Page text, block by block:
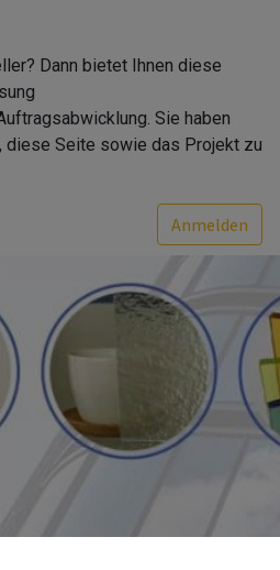
Dann bietet Ihnen diese
Sie haben
diese Seite sowie das Projekt zu
Anmelden